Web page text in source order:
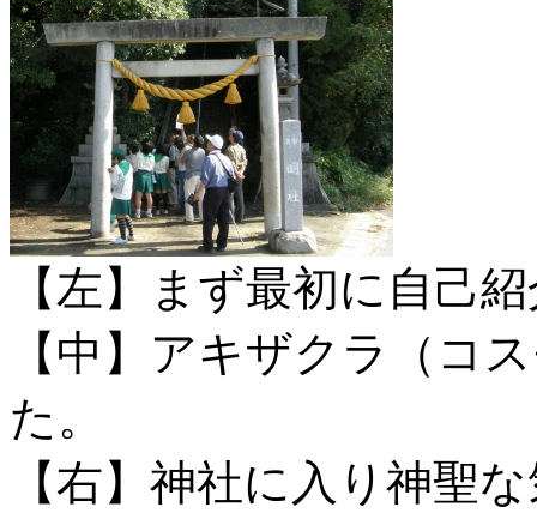
【左】まず最初に自己
【中】アキザクラ（コ
た。
【右】神社に入り神聖